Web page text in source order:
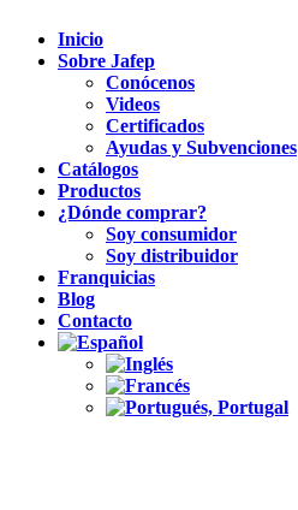
Inicio
Sobre Jafep
Conócenos
Videos
Certificados
Ayudas y Subvenciones
Catálogos
Productos
¿Dónde comprar?
Soy consumidor
Soy distribuidor
Franquicias
Blog
Contacto